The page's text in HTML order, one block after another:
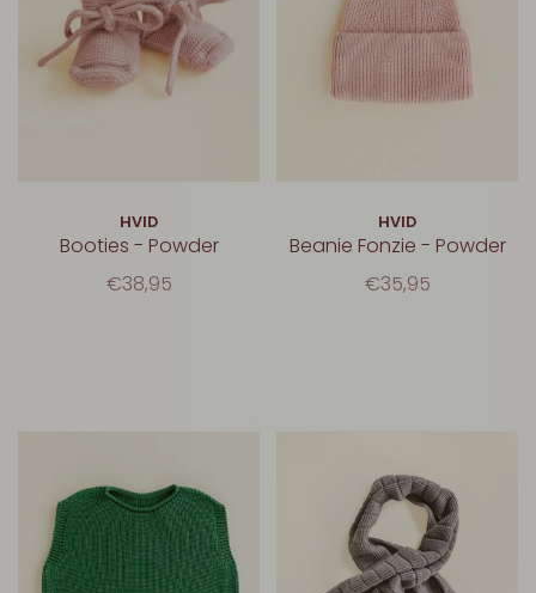
HVID
Booties - Powder
€38,95
HVID
Beanie Fonzie - Powder
€35,95